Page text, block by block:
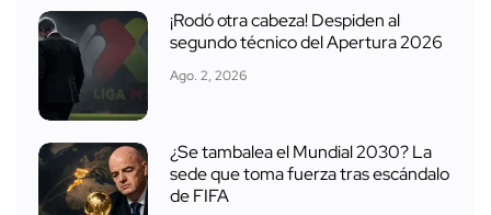
¡Rodó otra cabeza! Despiden al
segundo técnico del Apertura 2026
Ago. 2, 2026
¿Se tambalea el Mundial 2030? La
sede que toma fuerza tras escándalo
de FIFA